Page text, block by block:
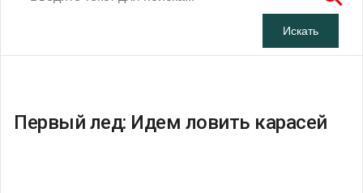
Первый лед: Идем ловить карасей